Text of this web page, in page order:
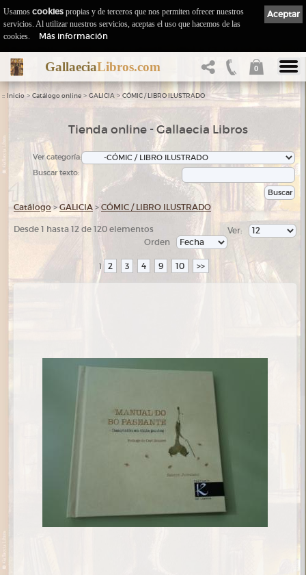
GallaeciaLibros.com 0
:: Inicio > Catálogo online > GALICIA > CÓMIC / LIBRO ILUSTRADO
Tienda online - Gallaecia Libros
Ver categoría:
Buscar texto:
Catálogo >GALICIA > CÓMIC / LIBRO ILUSTRADO
Desde 1 hasta 12 de 120 elementos
Ver:
Orden
1 2 3 4 9 10 >>
Aceptar
Usamos cookies propias y de terceros que nos permiten ofrecer nuestros
servicios. Al utilizar nuestros servicios, aceptas el uso que hacemos de las
cookies.
Más información